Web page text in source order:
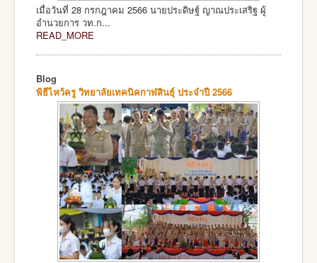
เมื่อวันที่ 28 กรกฎาคม 2566 นายประดิษฐ์ ญาณประเสริฐ ผู้
อำนวยการ วท.ก...
READ_MORE
Blog
พิธีไหว้ครู วิทยาลัยเทคนิคกาฬสินธุ์ ประจำปี 2566